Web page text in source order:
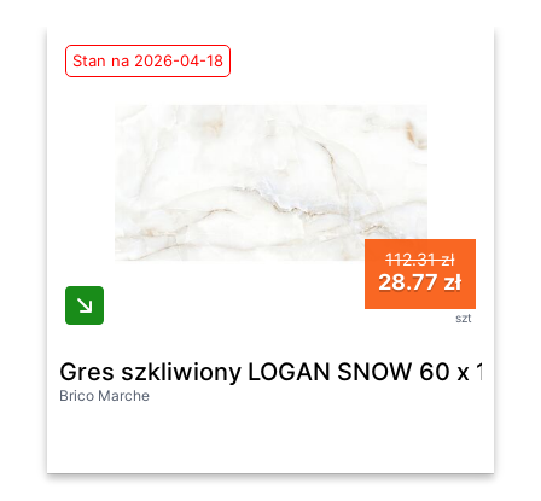
Stan na 2026-04-18
112.31 zł
28.77 zł
szt
Gres szkliwiony LOGAN SNOW 60 x 120
Brico Marche